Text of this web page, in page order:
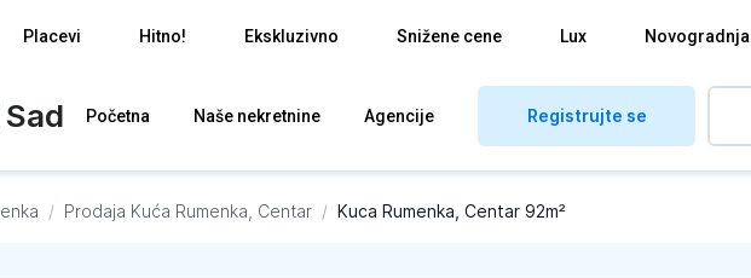
Placevi Hitno! Ekskluzivno Snižene cene Lux Novogradnja
Početna Naše nekretnine Agencije Registrujte se
/ Prodaja Kuća Rumenka, Centar / Kuca Rumenka, Centar 92m²